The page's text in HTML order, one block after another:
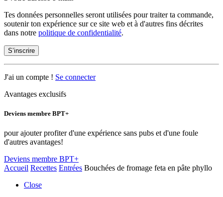
Tes données personnelles seront utilisées pour traiter ta commande,
soutenir ton expérience sur ce site web et à d'autres fins décrites
dans notre politique de confidentialité.
S’inscrire
J'ai un compte ! Se connecter
Avantages exclusifs
Deviens membre BPT+
pour ajouter profiter d'une expérience sans pubs et d'une foule
d'autres avantages!
Deviens membre BPT+
Accueil Recettes Entrées Bouchées de fromage feta en pâte phyllo
Close